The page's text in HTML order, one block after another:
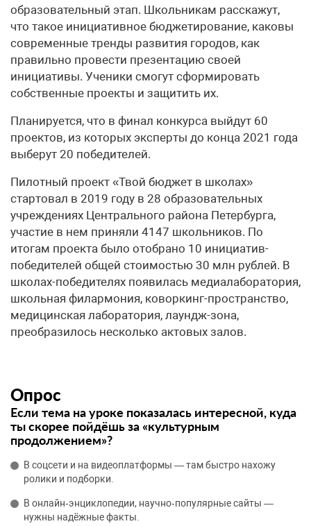
образовательный этап. Школьникам расскажут,
что такое инициативное бюджетирование, каковы
современные тренды развития городов, как
правильно провести презентацию своей
инициативы. Ученики смогут сформировать
собственные проекты и защитить их.
Планируется, что в финал конкурса выйдут 60
проектов, из которых эксперты до конца 2021 года
выберут 20 победителей.
Пилотный проект «Твой бюджет в школах»
стартовал в 2019 году в 28 образовательных
учреждениях Центрального района Петербурга,
участие в нем приняли 4147 школьников. По
итогам проекта было отобрано 10 инициатив-
победителей общей стоимостью 30 млн рублей. В
школах-победителях появилась медиалаборатория,
школьная филармония, коворкинг-пространство,
медицинская лаборатория, лаундж-зона,
преобразилось несколько актовых залов.
Опрос
Если тема на уроке показалась интересной, куда
ты скорее пойдёшь за «культурным
продолжением»?
В соцсети и на видеоплатформы — там быстро нахожу
ролики и подборки.
В онлайн‑энциклопедии, научно‑популярные сайты —
нужны надёжные факты.